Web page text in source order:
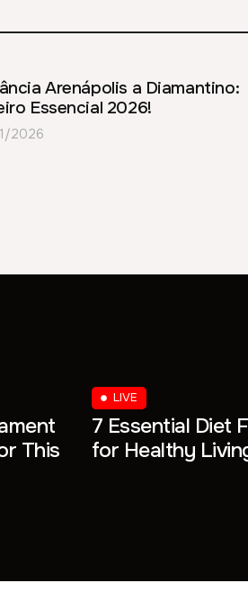
Arenápolis a Diamantino:
Essencial 2026!
2026
This
LIVE
7 Essential Diet
for Healthy